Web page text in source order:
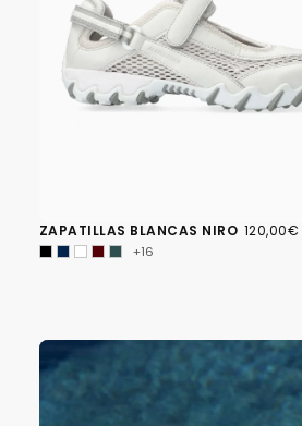
ZAPATILLAS BLANCAS NIRO 120,00€
PRECIO
120,00€
+16